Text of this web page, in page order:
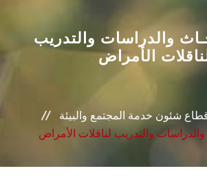
إدارات القطاع
المراكز والوحدات
والدراسات والتدريب
الأمراض
شئون خدمة المجتمع والبيئة
والتدريب لناقلات الأمراض